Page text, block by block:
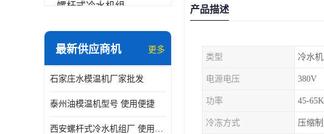
螺杆式冷水机组
冷水机和冷热一体机
防爆冷水机
最新供应商机 更多
石家庄水模温机厂家批发
泰州油模温机型号 使用便捷
西安螺杆式冷水机组厂 使用便捷
产品描述
类型 冷水机
电源电压 380V
功率 45-
冷冻方式 压缩